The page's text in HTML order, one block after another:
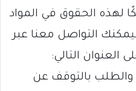
لهذه الحقوق في المواد
التواصل معنا عبر
العنوان التالي:
bldtna3@gmail.com والطلب بالتوقف عن